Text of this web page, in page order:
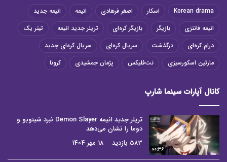
Korean drama اسکار اصغر فرهادی انیمه
انیمه جدید
انیمه فانتزی
بازیگر بازیگر کره‌ای تریلر جدید انیمه
تیتر یک
درام کره‌ای
درگذشت سریال کره‌ای
سریال کره‌ای جدید
مارتین اسکورسیزی
نت‌فلیکس پژمان جمشیدی کرونا
کانال آپارات سینما شارپ
00:36
تریلر جدید انیمه Demon Slayer نبرد شینوبو و
دوما را نشان می‌دهد
583 بازدید
18 مهر 1404